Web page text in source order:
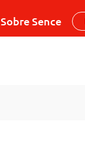
Sobre Sence